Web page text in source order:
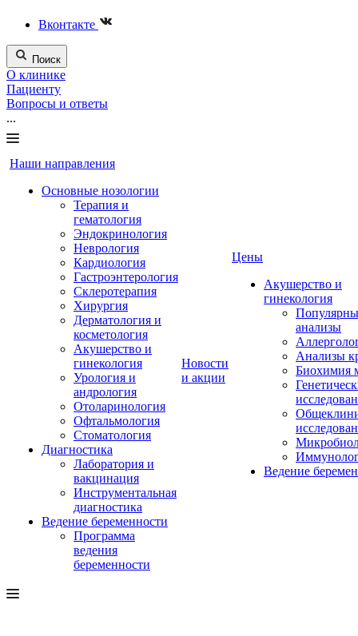
Вконтакте
Поиск
О клинике
Пациенту
Вопросы и ответы
...
Наши направления
Основные нозологии
Терапия и
гематология
Эндокринология
Неврология
Кардиология
Гастроэнтерология
Склеротерапия
Хирургия
Дерматология и
косметология
Акушерство и
гинекология
Урология и
андрология
Отоларинология
Офтальмология
Стоматология
Диагностика
Лаборатория и
вакцинация
Инструментальная
диагностика
Ведение беременности
Программа
ведения
беременности
Новости
и акции
Цены
Акушерство и
гинекология
анализы
Анализы
Биохимия
Ведение